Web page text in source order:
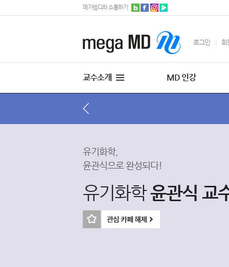
메가엠디와 소통하기
로그인 회
교수소개 MD 인강
유기화학,
윤관식으로 완성되다!
유기화학윤관식 교